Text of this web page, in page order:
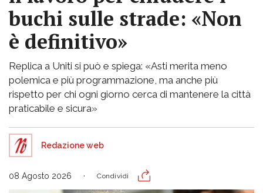
buchi sulle strade: «Non
è definitivo»
Replica a Uniti si può e spiega: «Asti merita meno
polemica e più programmazione, ma anche più
rispetto per chi ogni giorno cerca di mantenere la città
praticabile e sicura»
Redazione web
08 Agosto 2026 Condividi